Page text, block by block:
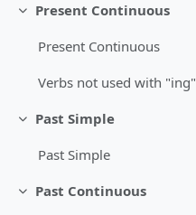
Minimizza
Present Continuous
Present Continuous
Verbs not used with "ing"
Minimizza
Past Simple
Past Simple
Minimizza
Past Continuous